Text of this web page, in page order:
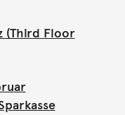
(Third Floor